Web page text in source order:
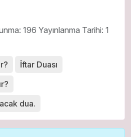
196 Yayınlanma Tarihi: 1
İftar Duası
dua.